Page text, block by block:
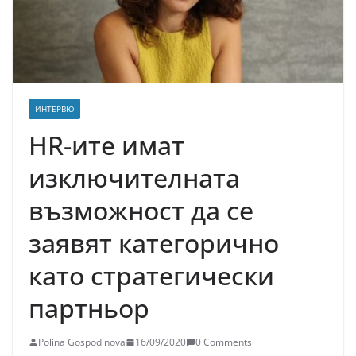
ИНТЕРВЮ
HR-ите имат
изключителната
възможност да се
заявят категорично
като стратегически
партньор
Polina Gospodinova 16/09/2020 0 Comments